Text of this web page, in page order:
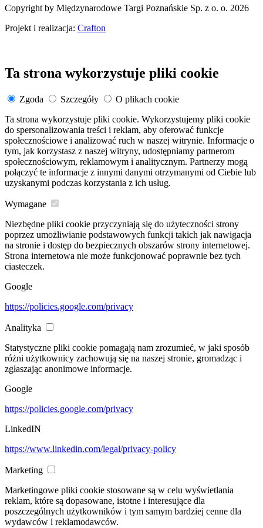
Copyright by Międzynarodowe Targi Poznańskie Sp. z o. o. 2026
Projekt i realizacja: Crafton
Ta strona wykorzystuje pliki cookie
Zgoda Szczegóły
O plikach cookie
Ta strona wykorzystuje pliki cookie. Wykorzystujemy pliki cookie
do spersonalizowania treści i reklam, aby oferować funkcje
społecznościowe i analizować ruch w naszej witrynie. Informacje o
tym, jak korzystasz z naszej witryny, udostępniamy partnerom
społecznościowym, reklamowym i analitycznym. Partnerzy mogą
połączyć te informacje z innymi danymi otrzymanymi od Ciebie lub
uzyskanymi podczas korzystania z ich usług.
Wymagane
Niezbędne pliki cookie przyczyniają się do użyteczności strony
poprzez umożliwianie podstawowych funkcji takich jak nawigacja
na stronie i dostęp do bezpiecznych obszarów strony internetowej.
Strona internetowa nie może funkcjonować poprawnie bez tych
ciasteczek.
Google
https://policies.google.com/privacy
Analityka
Statystyczne pliki cookie pomagają nam zrozumieć, w jaki sposób
różni użytkownicy zachowują się na naszej stronie, gromadząc i
zgłaszając anonimowe informacje.
Google
https://policies.google.com/privacy
LinkedIN
https://www.linkedin.com/legal/privacy-policy
Marketing
Marketingowe pliki cookie stosowane są w celu wyświetlania
reklam, które są dopasowane, istotne i interesujące dla
poszczególnych użytkowników i tym samym bardziej cenne dla
wydawców i reklamodawców.